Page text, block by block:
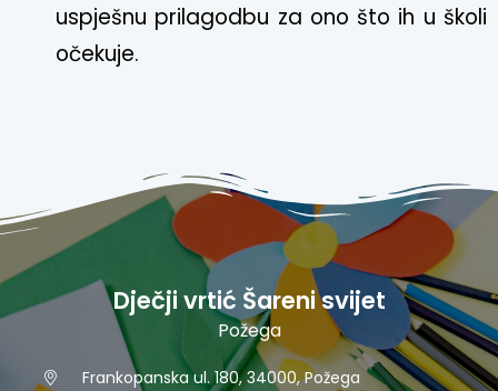
uspješnu prilagodbu za ono što ih u školi
očekuje.
Dječji vrtić Šareni svijet
Požega
Frankopanska ul. 180, 34000, Požega